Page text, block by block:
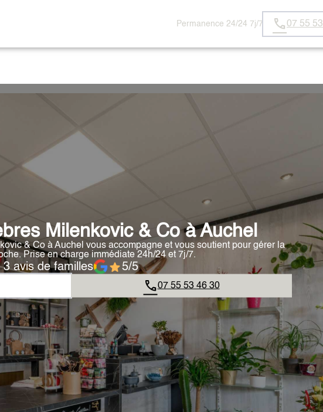
Permanence 24/24 7j/7 07 55
Milenkovic & Co à Auchel
& Co à Auchel vous accompagne et vous soutient pour gérer la
Prise en charge immédiate 24h/24 et 7j/7.
3 avis de familles 5/5
07 55 53 46 30